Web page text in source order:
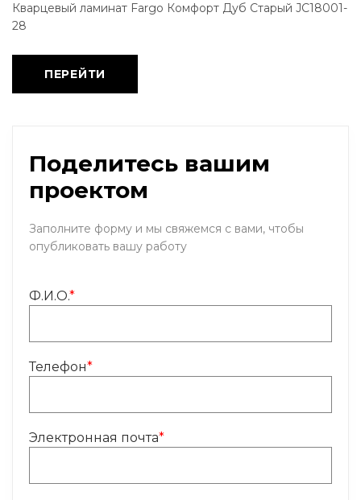
Кварцевый ламинат Fargo Комфорт Дуб Старый JC18001-
28
ПЕРЕЙТИ
Поделитесь вашим
проектом
Заполните форму и мы свяжемся с вами, чтобы
опубликовать вашу работу
Ф.И.О.*
Телефон*
Электронная почта*